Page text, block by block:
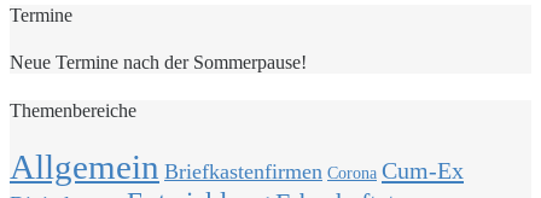
Termine
Neue Termine nach der Sommerpause!
Themenbereiche
Allgemein Briefkastenfirmen Corona Cum-Ex